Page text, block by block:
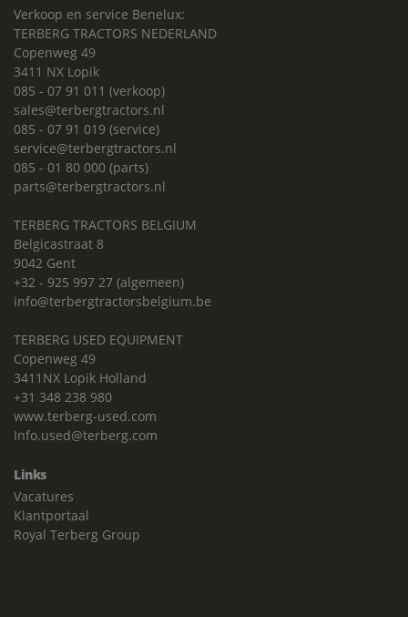
Verkoop en service Benelux:
TERBERG TRACTORS NEDERLAND
Copenweg 49
3411 NX Lopik
085 - 07 91 011 (verkoop)
sales@terbergtractors.nl
085 - 07 91 019 (service)
service@terbergtractors.nl
085 - 01 80 000 (parts)
parts@terbergtractors.nl
TERBERG TRACTORS BELGIUM
Belgicastraat 8
9042 Gent
+32 - 925 997 27 (algemeen)
info@terbergtractorsbelgium.be
TERBERG USED EQUIPMENT
Copenweg 49
3411NX Lopik Holland
+31 348 238 980
www.terberg-used.com
Info.used@terberg.com
Links
Vacatures
Klantportaal
Royal Terberg Group